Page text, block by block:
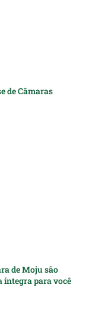
de Câmaras
de Moju são
íntegra para você